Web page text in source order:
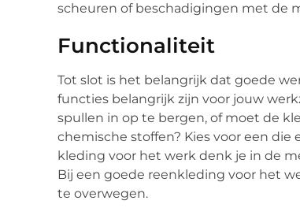
scheuren of beschadigingen met de
Functionaliteit
Tot slot is het belangrijk dat goede
functies belangrijk zijn voor jouw
spullen in op te bergen, of moet de
chemische stoffen? Kies voor een
kleding voor het werk denk je in de
Bij een goede reenkleding voor het
te overwegen.